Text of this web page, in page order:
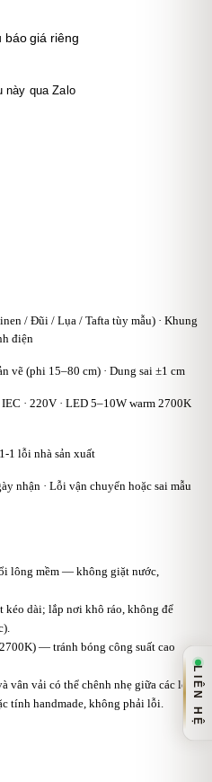
báo giá riêng
này qua Zalo
/ Đũi / Lụa / Tafta tùy mẫu) · Khung
điện
vẽ (phi 15–80 cm) · Dung sai ±1 cm
· 220V · LED 5–10W warm 2700K
1 lỗi nhà sản xuất
nhận · Lỗi vận chuyển hoặc sai mẫu
lông mềm — không giặt nước,
kéo dài; lắp nơi khô ráo, không để
— tránh bóng công suất cao
vân vải có thể chênh nhẹ giữa các lô,
tính handmade, không phải lỗi.
LIÊN HỆ